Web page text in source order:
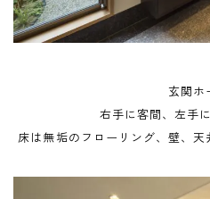
玄関ホ
右手に客間、左手
床は無垢のフローリング、壁、天